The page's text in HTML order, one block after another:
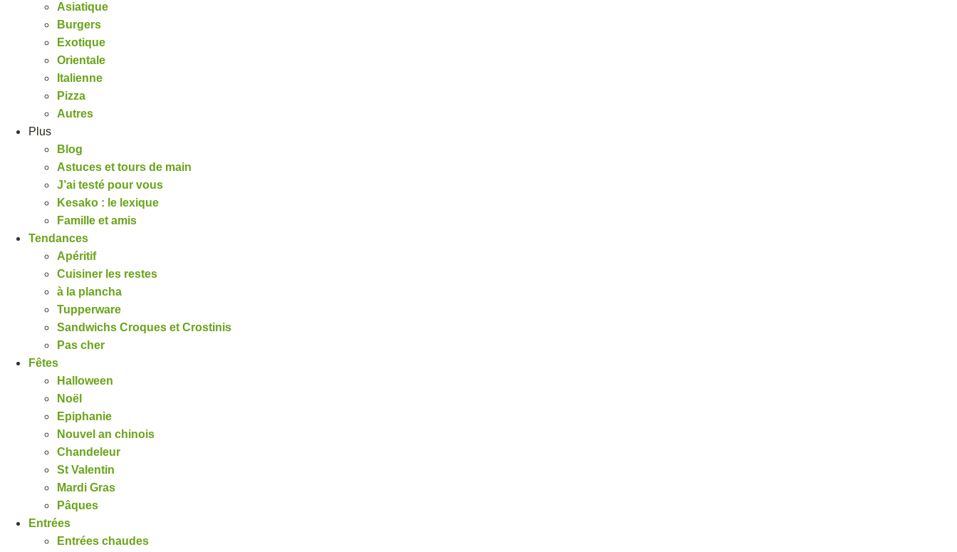
Asiatique
Burgers
Exotique
Orientale
Italienne
Pizza
Autres
Plus
Blog
Astuces et tours de main
J’ai testé pour vous
Kesako : le lexique
Famille et amis
Tendances
Apéritif
Cuisiner les restes
à la plancha
Tupperware
Sandwichs Croques et Crostinis
Pas cher
Fêtes
Halloween
Noël
Epiphanie
Nouvel an chinois
Chandeleur
St Valentin
Mardi Gras
Pâques
Entrées
Entrées chaudes